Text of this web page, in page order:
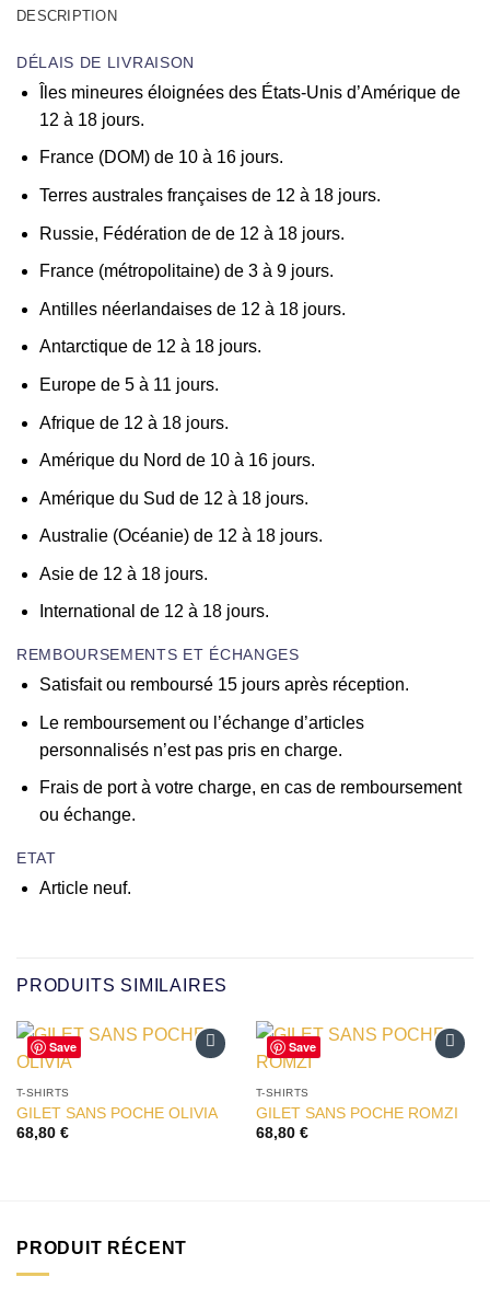
DESCRIPTION
DÉLAIS DE LIVRAISON
Îles mineures éloignées des États-Unis d’Amérique de
12 à 18 jours.
France (DOM) de 10 à 16 jours.
Terres australes françaises de 12 à 18 jours.
Russie, Fédération de de 12 à 18 jours.
France (métropolitaine) de 3 à 9 jours.
Antilles néerlandaises de 12 à 18 jours.
Antarctique de 12 à 18 jours.
Europe de 5 à 11 jours.
Afrique de 12 à 18 jours.
Amérique du Nord de 10 à 16 jours.
Amérique du Sud de 12 à 18 jours.
Australie (Océanie) de 12 à 18 jours.
Asie de 12 à 18 jours.
International de 12 à 18 jours.
REMBOURSEMENTS ET ÉCHANGES
Satisfait ou remboursé 15 jours après réception.
Le remboursement ou l’échange d’articles
personnalisés n’est pas pris en charge.
Frais de port à votre charge, en cas de remboursement
ou échange.
ETAT
Article neuf.
PRODUITS SIMILAIRES
Save
d’envies
T-SHIRTS
GILET SANS POCHE OLIVIA
68,80 €
Save
d’envies
T-SHIRTS
GILET SANS POCHE ROMZI
68,80 €
PRODUIT RÉCENT